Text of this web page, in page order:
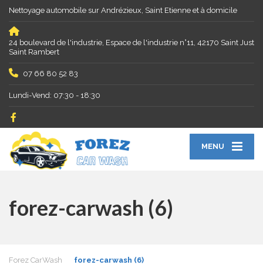
Nettoyage automobile sur Andrézieux, Saint Etienne et à domicile
24 boulevard de l'industrie, Espace de l'industrie n°11, 42170 Saint Just
Saint Rambert
07 66 80 52 83
Lundi-Vend: 07:30 - 18:30
MENU
forez-carwash (6)
Forez CarWash forez-carwash (6)